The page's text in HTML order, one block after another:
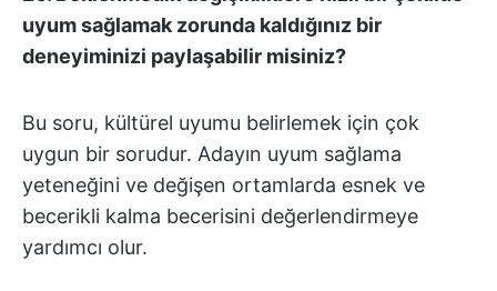
uyum sağlamak zorunda kaldığınız bir
deneyiminizi paylaşabilir misiniz?
Bu soru, kültürel uyumu belirlemek için çok
uygun bir sorudur. Adayın uyum sağlama
yeteneğini ve değişen ortamlarda esnek ve
becerikli kalma becerisini değerlendirmeye
yardımcı olur.